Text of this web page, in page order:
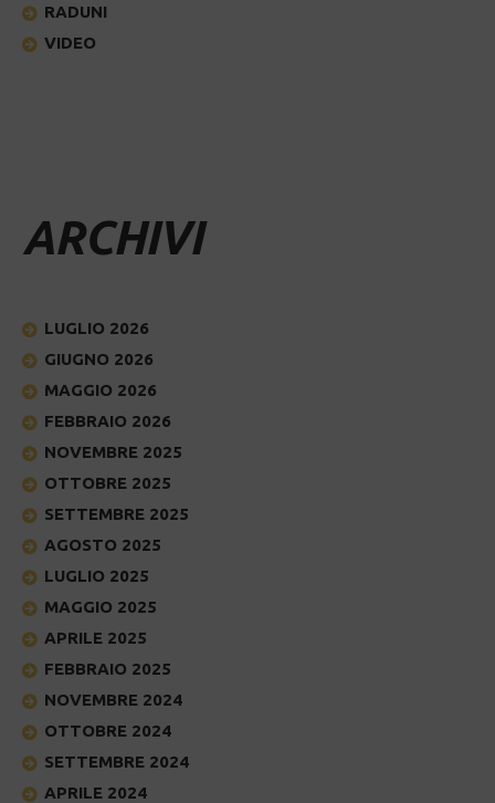
RADUNI
VIDEO
ARCHIVI
LUGLIO 2026
GIUGNO 2026
MAGGIO 2026
FEBBRAIO 2026
NOVEMBRE 2025
OTTOBRE 2025
SETTEMBRE 2025
AGOSTO 2025
LUGLIO 2025
MAGGIO 2025
APRILE 2025
FEBBRAIO 2025
NOVEMBRE 2024
OTTOBRE 2024
SETTEMBRE 2024
APRILE 2024